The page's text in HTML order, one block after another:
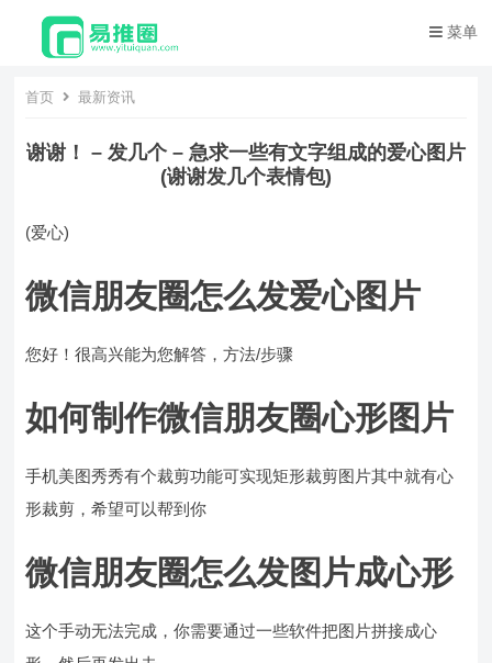
菜单
首页 最新资讯
谢谢！ – 发几个 – 急求一些有文字组成的爱心图片
(谢谢发几个表情包)
(爱心)
微信朋友圈怎么发爱心图片
您好！很高兴能为您解答，方法/步骤
如何制作微信朋友圈心形图片
手机美图秀秀有个裁剪功能可实现矩形裁剪图片其中就有心
形裁剪，希望可以帮到你
微信朋友圈怎么发图片成心形
这个手动无法完成，你需要通过一些软件把图片拼接成心